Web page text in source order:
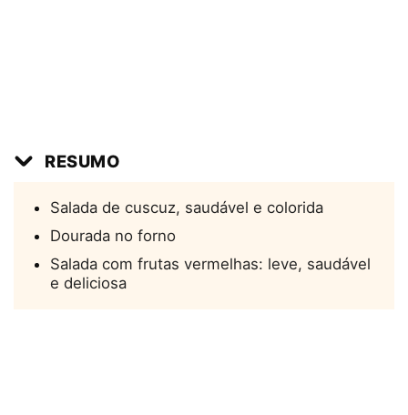
RESUMO
Salada de cuscuz, saudável e colorida
Dourada no forno
Salada com frutas vermelhas: leve, saudável
e deliciosa